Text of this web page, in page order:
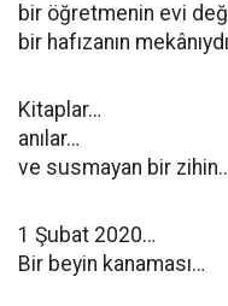
bir öğretmenin evi
bir hafızanın
Kitaplar…
anılar…
ve susmayan bir
1 Şubat 2020…
Bir beyin kanaması…